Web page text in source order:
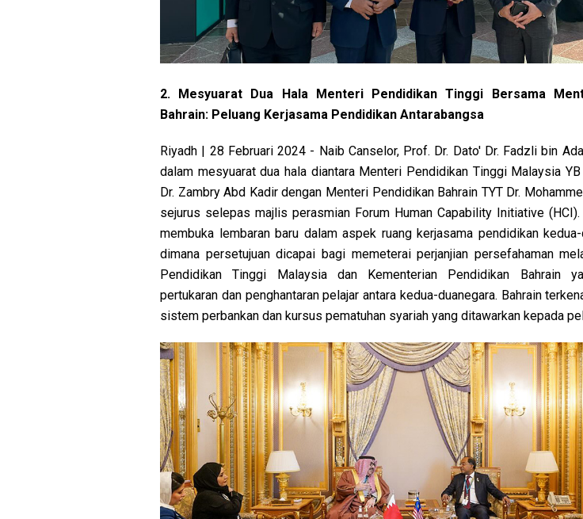
2. Mesyuarat Dua Hala Menteri Pendidikan Tinggi Bersama
Bahrain: Peluang Kerjasama Pendidikan Antarabangsa
Riyadh | 28 Februari 2024 - Naib Canselor, Prof. Dr. Dato' Dr. Fadzli bin
dalam mesyuarat dua hala diantara Menteri Pendidikan Tinggi Malaysia
Dr. Zambry Abd Kadir dengan Menteri Pendidikan Bahrain TYT Dr.
sejurus selepas majlis perasmian Forum Human Capability Initiative
membuka lembaran baru dalam aspek ruang kerjasama pendidikan
dimana persetujuan dicapai bagi memeterai perjanjian persefahaman
Pendidikan Tinggi Malaysia dan Kementerian Pendidikan Bahrain
pertukaran dan penghantaran pelajar antara kedua-duanegara. Bahrain
sistem perbankan dan kursus pematuhan syariah yang ditawarkan kepada